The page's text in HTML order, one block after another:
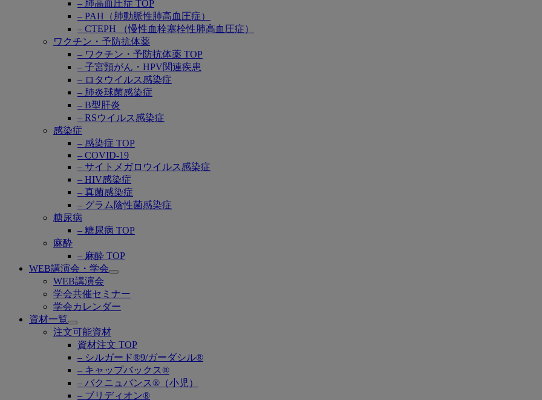
– 肺高血圧症 TOP
– PAH（肺動脈性肺高血圧症）
– CTEPH （慢性血栓塞栓性肺高血圧症）
ワクチン・予防抗体薬
– ワクチン・予防抗体薬 TOP
– 子宮頸がん・HPV関連疾患
– ロタウイルス感染症
– 肺炎球菌感染症
– B型肝炎
– RSウイルス感染症
感染症
– 感染症 TOP
– COVID-19
– サイトメガロウイルス感染症
– HIV感染症
– 真菌感染症
– グラム陰性菌感染症
糖尿病
– 糖尿病 TOP
麻酔
– 麻酔 TOP
WEB講演会・学会
Open
WEB講演会
学会共催セミナー
学会カレンダー
資材一覧
Open
submenu
注文可能資材
資材注文 TOP
– シルガード®9/ガーダシル®
– キャップバックス®
– バクニュバンス®（小児）
– ブリディオン®